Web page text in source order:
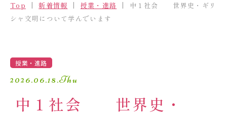
学校紹介
学園生活
進路・進学
入試情報
Top 新着情報 授業・進路
中１社会 世界史・ギリ
シャ文明について学んでいます
授業・進路
2026.06.18.Thu
中１社会 世界史・